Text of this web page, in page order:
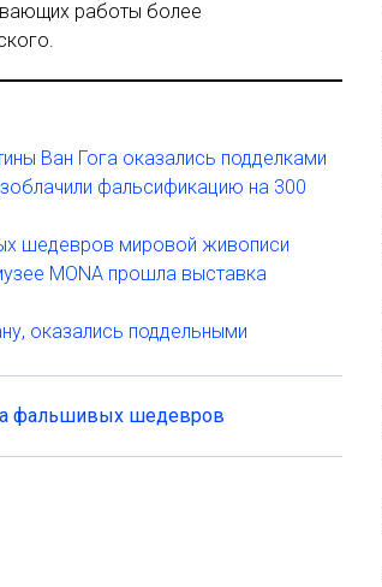
работы более
Ван Гога оказались подделками
фальсификацию на 300
шедевров мировой живописи
MONA прошла выставка
оказались поддельными
фальшивых шедевров